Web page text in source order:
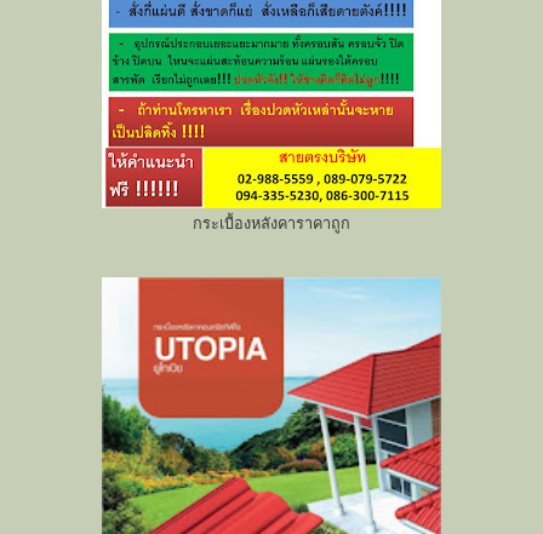
กระเบื้องหลังคาราคาถูก